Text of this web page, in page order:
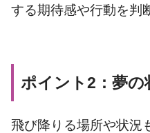
する期待感や行動を判
ポイント2：夢
飛び降りる場所や状況